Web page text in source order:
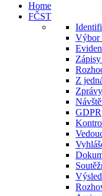
Home
FČST
Výbor
Z
GDPR